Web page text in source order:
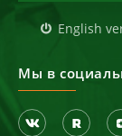
English
Мы в